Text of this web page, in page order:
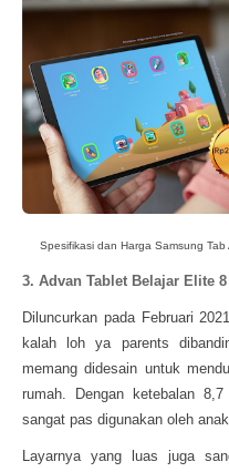
Spesifikasi dan Harga Samsung
3. Advan Tablet Belajar Elite 8
Diluncurkan pada Februari
kalah loh ya parents
memang didesain untuk
rumah. Dengan ketebalan
sangat pas digunakan oleh
Layarnya yang luas juga